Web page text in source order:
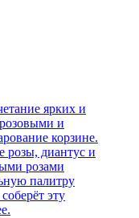
ярких и
и
корзине.
розы, диантус и
розами
палитру
эту